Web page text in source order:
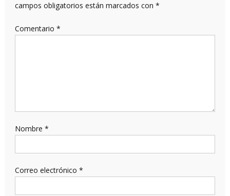
campos obligatorios están marcados con *
Comentario *
Nombre *
Correo electrónico *